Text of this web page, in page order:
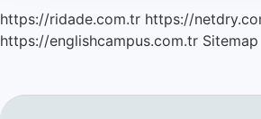
https://ridade.com.tr https://
https://englishcampus.com.tr Sitemap